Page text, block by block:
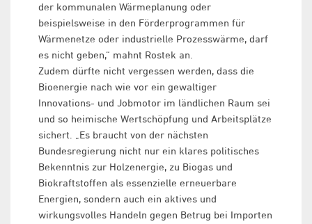
der kommunalen Wärmeplanung oder
beispielsweise in den Förderprogrammen für
Wärmenetze oder industrielle Prozesswärme, darf
es nicht geben,“ mahnt Rostek an.
Zudem dürfte nicht vergessen werden, dass die
Bioenergie nach wie vor ein gewaltiger
Innovations- und Jobmotor im ländlichen Raum sei
und so heimische Wertschöpfung und Arbeitsplätze
sichert. „Es braucht von der nächsten
Bundesregierung nicht nur ein klares politisches
Bekenntnis zur Holzenergie, zu Biogas und
Biokraftstoffen als essenzielle erneuerbare
Energien, sondern auch ein aktives und
wirkungsvolles Handeln gegen Betrug bei Importen